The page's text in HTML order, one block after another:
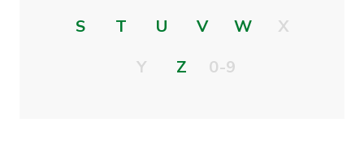
S
T U V W
X
Y
Z 0-9